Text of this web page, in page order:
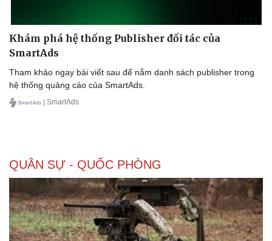
Khám phá hệ thống Publisher đối tác của
SmartAds
Tham khảo ngay bài viết sau để nắm danh sách publisher trong
hệ thống quảng cáo của SmartAds.
| SmartAds
QUÂN SỰ - QUỐC PHÒNG